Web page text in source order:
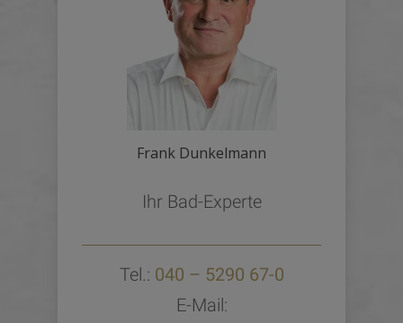
Frank Dunkelmann
Ihr Bad-Experte
Tel.: 040 – 5290 67-0
E-Mail: